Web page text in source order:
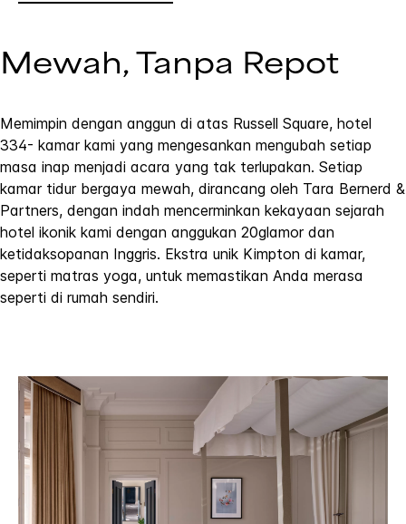
Mewah, Tanpa Repot
Memimpin dengan anggun di atas Russell Square, hotel
334- kamar kami yang mengesankan mengubah setiap
masa inap menjadi acara yang tak terlupakan. Setiap
kamar tidur bergaya mewah, dirancang oleh Tara Bernerd &
Partners, dengan indah mencerminkan kekayaan sejarah
hotel ikonik kami dengan anggukan 20glamor dan
ketidaksopanan Inggris. Ekstra unik Kimpton di kamar,
seperti matras yoga, untuk memastikan Anda merasa
seperti di rumah sendiri.